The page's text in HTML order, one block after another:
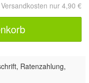
Versandkosten nur 4,90 €
Ratenzahlung,